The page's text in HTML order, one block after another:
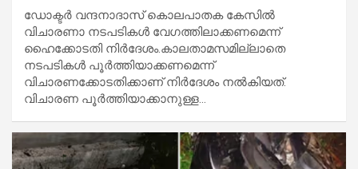
ഡോക്ടര്‍ വന്ദനാദാസ് കൊലപാതക കേസില്‍
വിചാരണാ നടപടികള്‍ വേഗത്തിലാക്കണമെന്ന്
ഹൈക്കോടതി നിര്‍ദേശം.കാലതാമസമില്ലാതെ
നടപടികള്‍ പൂര്‍ത്തിയാക്കണമെന്ന്
വിചാരണക്കോടതിക്കാണ് നിര്‍ദേശം നല്‍കിയത്.
വിചാരണ പൂര്‍ത്തിയാക്കാനുള്ള…